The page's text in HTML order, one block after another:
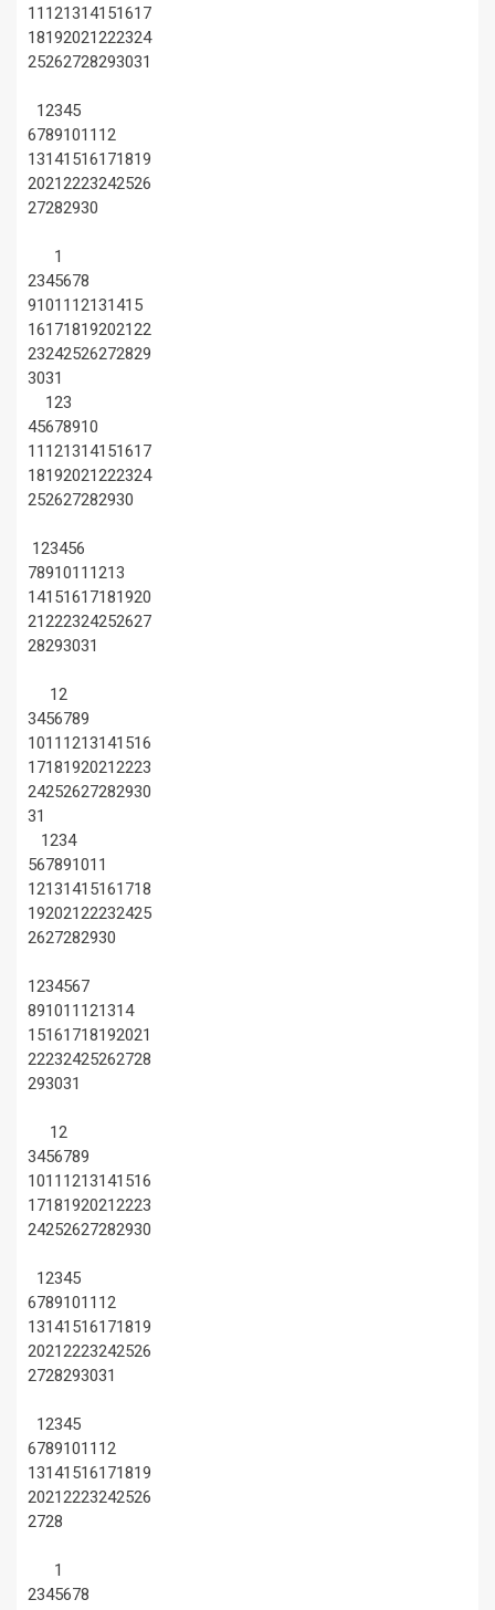
11 121314151617
18192021222324
25262728293031
12345
67891011 12
13141516171819
20212223242526
27282930
1
2345678
91011 12131415
16171819202122
23242526272829
3031
123
45678910
11 121314151617
18192021222324
252627282930
123456
7891011 1213
14151617181920
21222324252627
28293031
12
3456789
1011 1213141516
17181920212223
24252627282930
31
1234
567891011
12131415161718
19202122232425
2627282930
1234567
891011 121314
15161718192021
22232425262728
293031
12
3456789
1011 1213141516
17181920212223
24252627282930
12345
67891011 12
13141516171819
20212223242526
2728293031
12345
67891011 12
13141516171819
20212223242526
2728
1
2345678